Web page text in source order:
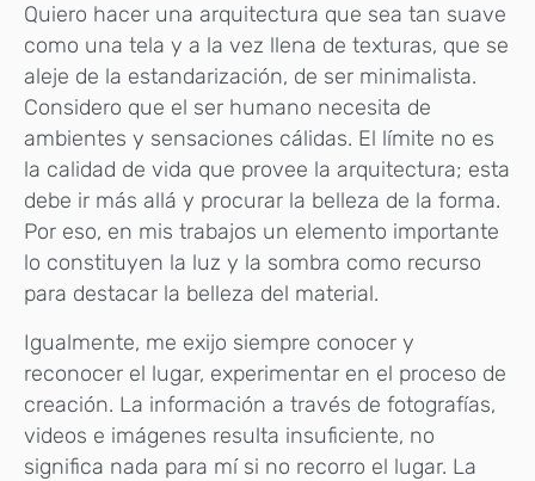
Quiero hacer una arquitectura que sea tan suave
como una tela y a la vez llena de texturas, que se
aleje de la estandarización, de ser minimalista.
Considero que el ser humano necesita de
ambientes y sensaciones cálidas. El límite no es
la calidad de vida que provee la arquitectura; esta
debe ir más allá y procurar la belleza de la forma.
Por eso, en mis trabajos un elemento importante
lo constituyen la luz y la sombra como recurso
para destacar la belleza del material.
Igualmente, me exijo siempre conocer y
reconocer el lugar, experimentar en el proceso de
creación. La información a través de fotografías,
videos e imágenes resulta insuficiente, no
significa nada para mí si no recorro el lugar. La